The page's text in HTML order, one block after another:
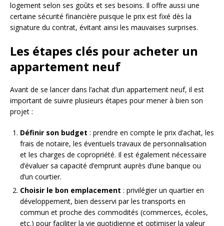
logement selon ses goûts et ses besoins. Il offre aussi une
certaine sécurité financière puisque le prix est fixé dès la
signature du contrat, évitant ainsi les mauvaises surprises.
Les étapes clés pour acheter un
appartement neuf
Avant de se lancer dans l’achat d’un appartement neuf, il est
important de suivre plusieurs étapes pour mener à bien son
projet :
Définir son budget : prendre en compte le prix d’achat, les
frais de notaire, les éventuels travaux de personnalisation
et les charges de copropriété. Il est également nécessaire
d’évaluer sa capacité d’emprunt auprès d’une banque ou
d’un courtier.
Choisir le bon emplacement : privilégier un quartier en
développement, bien desservi par les transports en
commun et proche des commodités (commerces, écoles,
etc.) pour faciliter la vie quotidienne et optimiser la valeur